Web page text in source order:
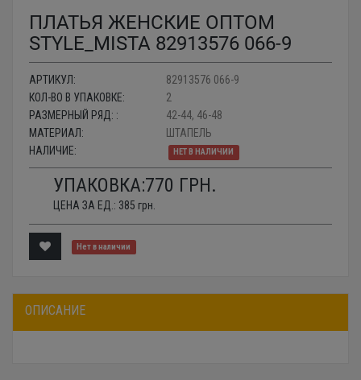
ПЛАТЬЯ ЖЕНСКИЕ ОПТОМ
STYLE_MISTA 82913576 066-9
АРТИКУЛ:
82913576 066-9
КОЛ-ВО В УПАКОВКЕ:
2
РАЗМЕРНЫЙ РЯД: :
42-44, 46-48
МАТЕРИАЛ:
ШТАПЕЛЬ
НАЛИЧИЕ:
НЕТ В НАЛИЧИИ
УПАКОВКА:770 ГРН.
ЦЕНА ЗА ЕД.: 385 грн.
Нет в наличии
ОПИСАНИЕ